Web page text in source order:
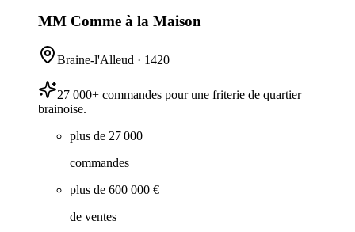
MM Comme à la Maison
Braine-l'Alleud · 1420
27 000+ commandes pour une friterie de quartier
brainoise.
plus de 27 000
commandes
plus de 600 000 €
de ventes